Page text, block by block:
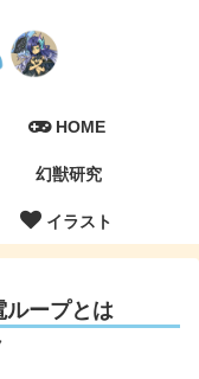
HOME
幻獣研究
イラスト
ループとは